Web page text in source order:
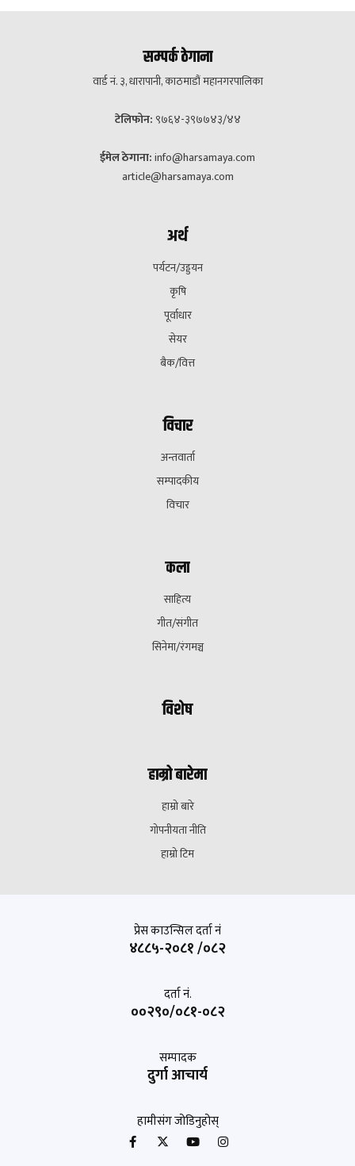
सम्पर्क ठेगाना
वार्ड नं. ३, धारापानी, काठमाडौं महानगरपालिका
टेलिफोन: ९७६४-३९७७४३/४४
ईमेल ठेगाना:info@harsamaya.com
article@harsamaya.com
अर्थ
पर्यटन/उड्डयन
कृषि
पूर्वाधार
सेयर
बैक/वित्त
विचार
अन्तवार्ता
सम्पादकीय
विचार
कला
साहित्य
गीत/संगीत
सिनेमा/रंगमञ्च
विशेष
हाम्रो बारेमा
हाम्रो बारे
गोपनीयता नीति
हाम्रो टिम
प्रेस काउन्सिल दर्ता नं
४८८५-२०८१ /०८२
दर्ता नं.
००२९०/०८१-०८२
सम्पादक
दुर्गा आचार्य
हामीसंग जोडिनुहोस्